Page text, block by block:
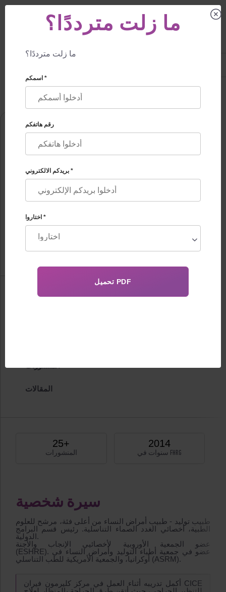
معلومات حولنا VLADYSLAV FESKOV
رئيس مركز تأجير الأرحام البروفيسور ألكسندر ميخايلوفيتش
فيسكوف
FHRG القائد
معلومة
المقالات
25+
المنشورات
2014
سنوات في FHRG
سيرة شخصية
طبيب توليد - طبيب أمراض النساء من أعلى فئة، مرشح للعلوم
الطبية، أخصائي الغدد الصماء التناسلية. رئيس قسم البرامج
الدولية.
عضو الجمعية الأوروبية لأخصائيي الإنجاب والأجنة
(ESHRE). عضو في جمعية أطباء التوليد وأمراض النساء في
أوكرانيا، والجمعية الأمريكية للطب التناسلي (ASRM).
أكمل تدريبه أثناء العمل في مركز كليرمون فيران CICE
ما زلت مترددًا؟
ما زلت مترددًا؟
اسمكم *
رقم هاتفكم
بريدكم الالكتروني *
اختاروا *